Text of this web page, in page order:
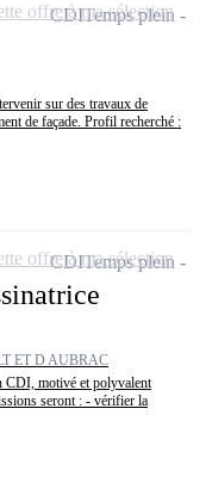
sur des travaux de
de façade. Profil recherché :
CDITemps plein
offre à ma sélection
ET D AUBRAC
CDI, motivé et polyvalent
seront : - vérifier la
CDITemps plein
offre à ma sélection